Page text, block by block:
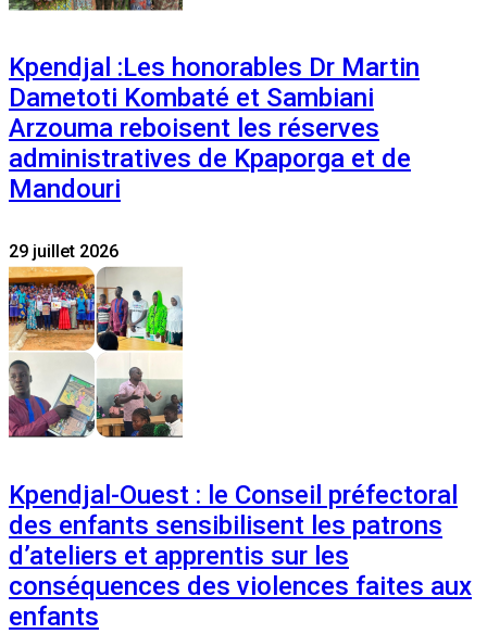
Kpendjal :Les honorables Dr Martin
Dametoti Kombaté et Sambiani
Arzouma reboisent les réserves
administratives de Kpaporga et de
Mandouri
29 juillet 2026
Kpendjal-Ouest : le Conseil préfectoral
des enfants sensibilisent les patrons
d’ateliers et apprentis sur les
conséquences des violences faites aux
enfants